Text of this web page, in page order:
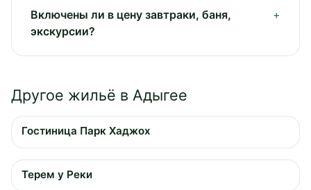
Включены ли в цену завтраки, баня,
экскурсии?
Другое жильё в Адыгее
Гостиница Парк Хаджох
Терем у Реки